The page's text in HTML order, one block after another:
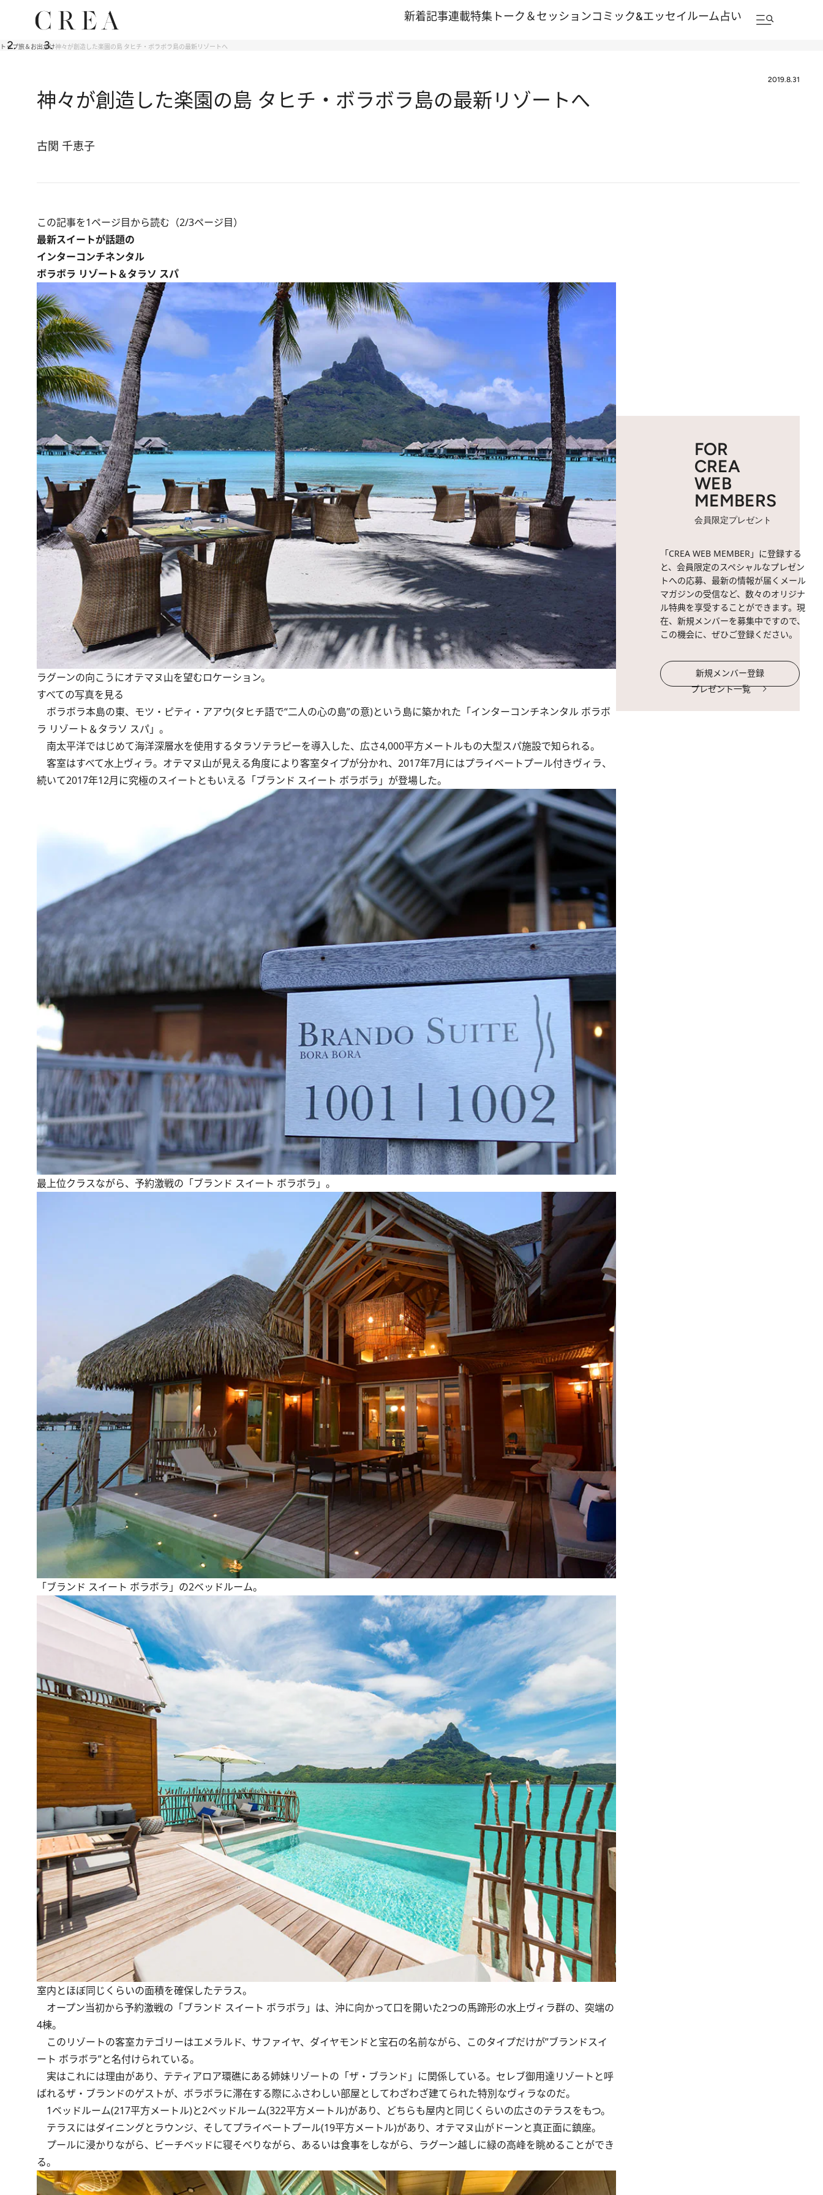
新着記事連載特集 トーク＆セッションコミック&エッセイルーム占い
トップ旅＆お出かけ神々が創造した楽園の島 タヒチ・ボラボラ島の最新リゾートへ
2019.8.31
神々が創造した楽園の島 タヒチ・ボラボラ島の最新リゾートへ
古関 千恵子
この記事を1ページ目から読む（2/3ページ目）
最新スイートが話題の
インターコンチネンタル
ボラボラ リゾート＆タラソ スパ
ラグーンの向こうにオテマヌ山を望むロケーション。
すべての写真を見る
ボラボラ本島の東、モツ・ピティ・アアウ(タヒチ語で“二人の心の島”の意)という島に築かれた「インターコンチネンタル ボラボ
ラ リゾート＆タラソ スパ」。
南太平洋ではじめて海洋深層水を使用するタラソテラピーを導入した、広さ4,000平方メートルもの大型スパ施設で知られる。
客室はすべて水上ヴィラ。オテマヌ山が見える角度により客室タイプが分かれ、2017年7月にはプライベートプール付きヴィラ、
続いて2017年12月に究極のスイートともいえる「ブランド スイート ボラボラ」が登場した。
最上位クラスながら、予約激戦の「ブランド スイート ボラボラ」。
「ブランド スイート ボラボラ」の2ベッドルーム。
室内とほぼ同じくらいの面積を確保したテラス。
オープン当初から予約激戦の「ブランド スイート ボラボラ」は、沖に向かって口を開いた2つの馬蹄形の水上ヴィラ群の、突端の
4棟。
このリゾートの客室カテゴリーはエメラルド、サファイヤ、ダイヤモンドと宝石の名前ながら、このタイプだけが”ブランドスイ
ート ボラボラ”と名付けられている。
実はこれには理由があり、テティアロア環礁にある姉妹リゾートの「ザ・ブランド」に関係している。セレブ御用達リゾートと呼
ばれるザ・ブランドのゲストが、ボラボラに滞在する際にふさわしい部屋としてわざわざ建てられた特別なヴィラなのだ。
1ベッドルーム(217平方メートル)と2ベッドルーム(322平方メートル)があり、どちらも屋内と同じくらいの広さのテラスをもつ。
テラスにはダイニングとラウンジ、そしてプライベートプール(19平方メートル)があり、オテマヌ山がドーンと真正面に鎮座。
プールに浸かりながら、ビーチベッドに寝そべりながら、あるいは食事をしながら、ラグーン越しに緑の高峰を眺めることができ
る。
FOR
CREA
WEB
MEMBERS
会員限定プレゼント
「CREA WEB MEMBER」に登録する
と、会員限定のスペシャルなプレゼン
トへの応募、最新の情報が届くメール
マガジンの受信など、数々のオリジナ
ル特典を享受することができます。現
在、新規メンバーを募集中ですので、
この機会に、ぜひご登録ください。
新規メンバー登録
プレゼント一覧